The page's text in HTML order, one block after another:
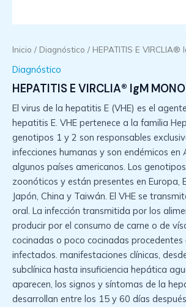
Inicio / Diagnóstico / HEPATITIS E VIRCLIA®
Diagnóstico
HEPATITIS E VIRCLIA® IgM
El virus de la hepatitis E (VHE) es el
hepatitis E. VHE pertenece a la familia
genotipos 1 y 2 son responsables
infecciones humanas y son endémicos en
algunos países americanos. Los
zoonóticos y están presentes en Europa,
Japón, China y Taiwán. El VHE se
oral. La infección transmitida por los
producir por el consumo de carne o de
cocinadas o poco cocinadas procedentes
infectados. manifestaciones clínicas,
subclínica hasta insuficiencia hepática
aparecen, los signos y síntomas de la
desarrollan entre los 15 y 60 días